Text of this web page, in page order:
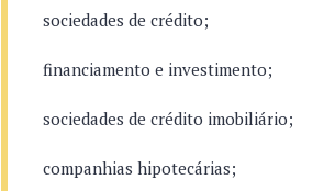
sociedades de crédito;
financiamento e investimento;
sociedades de crédito imobiliário;
companhias hipotecárias;